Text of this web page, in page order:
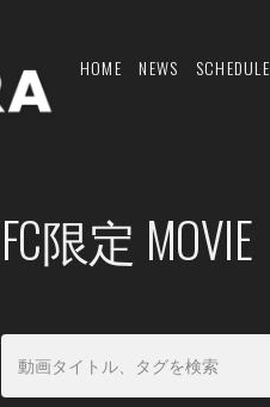
HOME NEWS SCHEDULE
FC限定 MOVIE